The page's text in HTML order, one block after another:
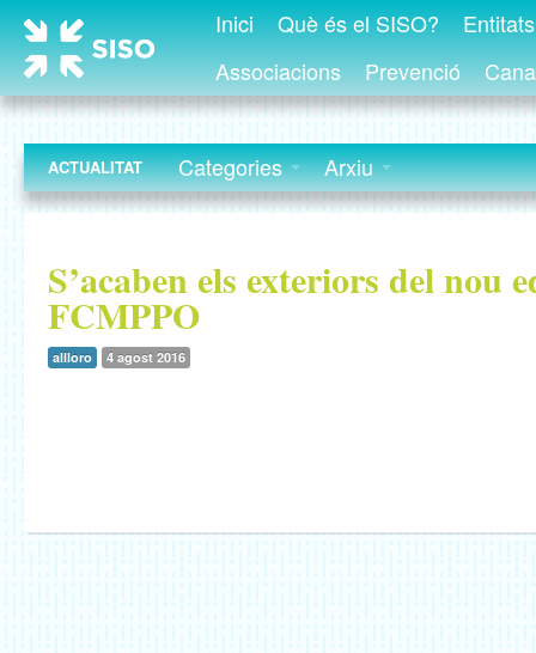
Inici Què és el SISO?
Associacions
Prevenció
ACTUALITAT Categories Arxiu
S’acaben els exteriors del nou
FCMPPO
allloro 4 agost 2016